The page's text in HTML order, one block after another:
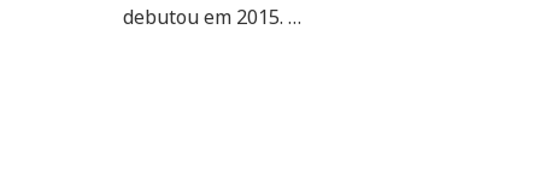
debutou em 2015. …